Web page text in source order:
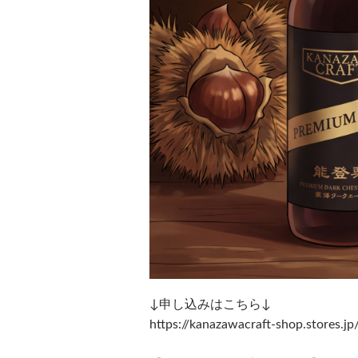
↓申し込みはこちら↓
https://kanazawacraft-